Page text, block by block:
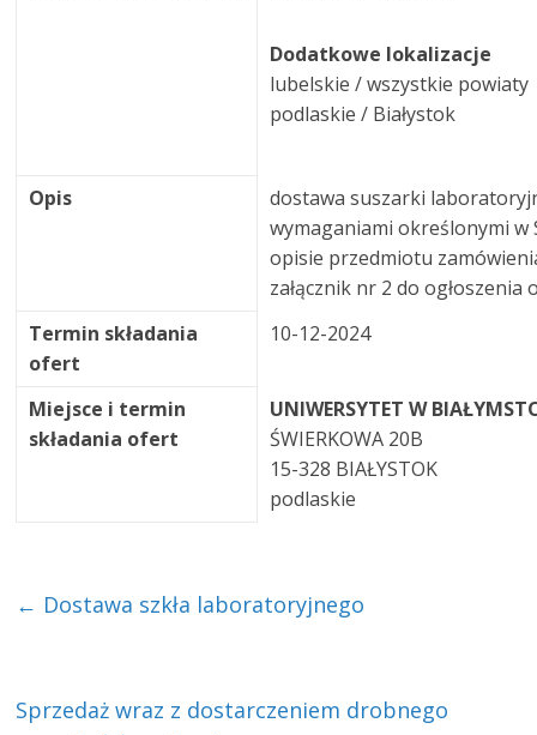
Dodatkowe lokalizacje
lubelskie / wszystkie powiaty
podlaskie / Białystok
Opis
dostawa suszarki
wymaganiami określonymi w
opisie przedmiotu
załącznik nr 2 do ogłoszenia
Termin składania
ofert
10-12-2024
Miejsce i termin
składania ofert
UNIWERSYTET W
ŚWIERKOWA 20B
15-328 BIAŁYSTOK
podlaskie
← Dostawa szkła laboratoryjnego
Sprzedaż wraz z dostarczeniem drobnego